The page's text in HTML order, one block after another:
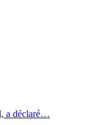
a déclaré…